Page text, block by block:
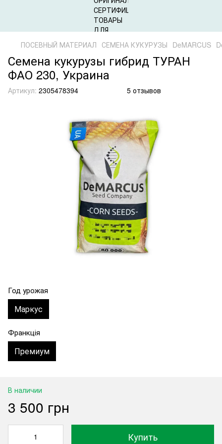
ПОСЕВНЫЙ МАТЕРИАЛ СЕМЕНА КУКУРУЗЫ DeMARCUS
Семена кукурузы гибрид ТУРАН
ФАО 230, Украина
Артикул: 2305478394 5 отзывов
Год урожая
Маркус
Франкція
Премиум
В наличии
3 500 грн
Купить